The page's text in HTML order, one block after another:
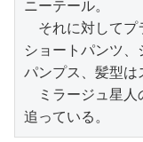
ニーテール。
それに対してプ
ショートパンツ
パンプス、髪型は
ミラージュ星人
追っている。